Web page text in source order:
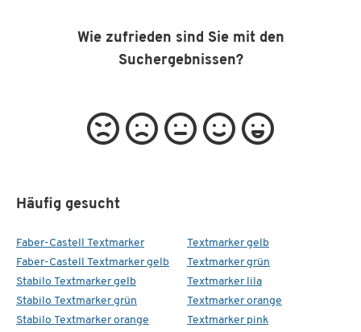
Wie zufrieden sind Sie mit den
Suchergebnissen?
Häufig gesucht
Faber-Castell Textmarker
Faber-Castell Textmarker gelb
Stabilo Textmarker gelb
Stabilo Textmarker grün
Stabilo Textmarker orange
Textmarker gelb
Textmarker grün
Textmarker lila
Textmarker orange
Textmarker pink